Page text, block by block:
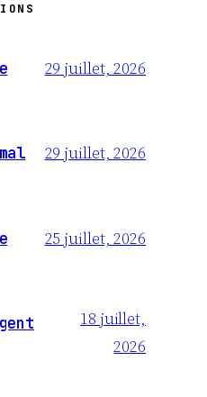
29 juillet, 2026
29 juillet, 2026
25 juillet, 2026
18 juillet,
2026